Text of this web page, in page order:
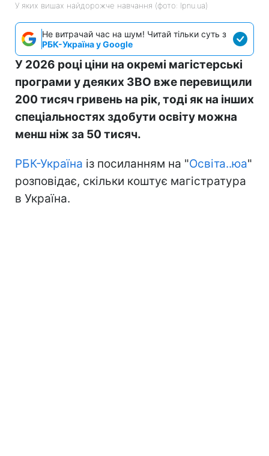
У яких вишах найдорожче навчання (фото: lpnu.ua)
Не витрачай час на шум! Читай тільки суть з
РБК-Україна у Google
У 2026 році ціни на окремі магістерські
програми у деяких ЗВО вже перевищили
200 тисяч гривень на рік, тоді як на інших
спеціальностях здобути освіту можна
менш ніж за 50 тисяч.
РБК-Україна із посиланням на "Освіта..юа"
розповідає, скільки коштує магістратура
в Україна.